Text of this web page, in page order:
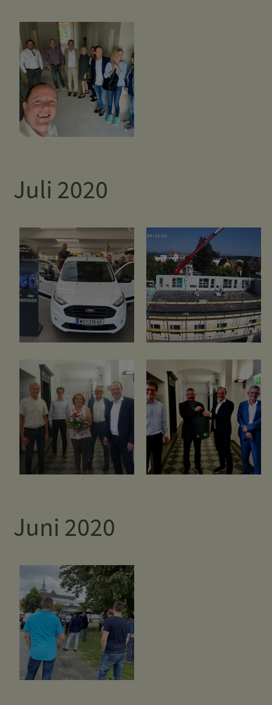
Juli 2020
Juni 2020